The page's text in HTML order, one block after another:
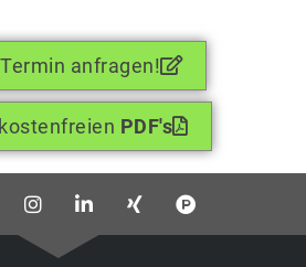
Termin anfragen!
PDF's